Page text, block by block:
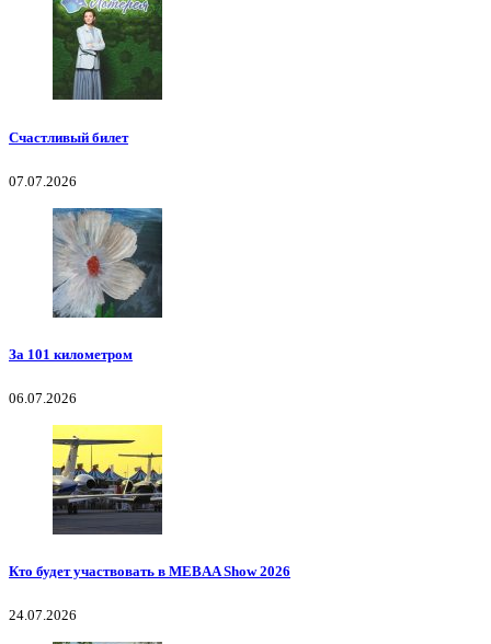
Счастливый билет
07.07.2026
За 101 километром
06.07.2026
Кто будет участвовать в MEBAA Show 2026
24.07.2026